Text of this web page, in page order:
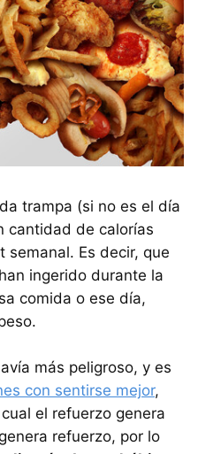
trampa (si no es el día
cantidad de calorías
semanal. Es decir, que
ingerido durante la
comida o ese día,
más peligroso, y es
con sentirse mejor,
el refuerzo genera
refuerzo, por lo